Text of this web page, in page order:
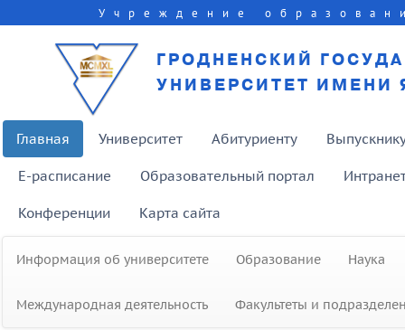
Учреждение
ГРОДНЕНСКИЙ
УНИВЕРСИТЕТ ИМЕНИ
Главная Университет Абитуриенту
E-расписание Образовательный портал
Конференции Карта сайта
Информация об университете Образование Наука
Международная деятельность Факультеты и